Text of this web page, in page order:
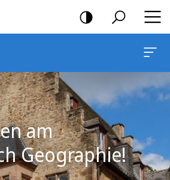
am
Geographie!